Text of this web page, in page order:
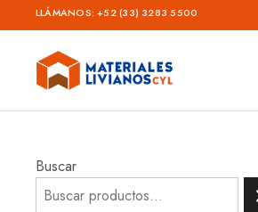
LLÁMANOS: +52 (33) 3283 5500
Materiales
Livianos
CYL
Buscar